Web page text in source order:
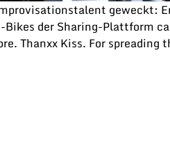
geweckt:
der Sharing-Plattform
Thanxx Kiss. For spreading